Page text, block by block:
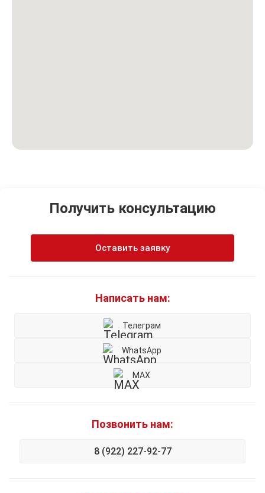
Получить консультацию
Оставить заявку
Написать нам:
Телеграм
WhatsApp
MAX
Позвонить нам:
8 (922) 227-92-77